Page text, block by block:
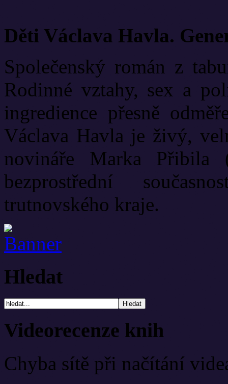
Děti Václava Havla.
Společenský román z
Rodinné vztahy, sex a
ingredience přesně
Václava Havla je živý,
novináře Marka Přibila
bezprostřední
trutnovského kraje.
Hledat
Videorecenze knih
Chyba sítě při načítání